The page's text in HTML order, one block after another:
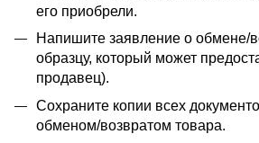
его приобрели.
Напишите заявление о обмене/
образцу, который может
продавец).
Сохраните копии всех
обменом/возвратом товара.